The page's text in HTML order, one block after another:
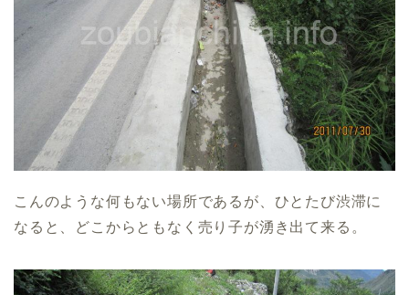
こんのような何もない場所であるが、ひとたび渋滞に
なると、どこからともなく売り子が湧き出て来る。